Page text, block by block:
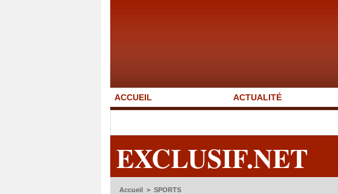
ACCUEIL ACTUALITÉ
EXCLUSIF.NET
Accueil > SPORTS